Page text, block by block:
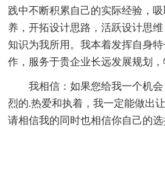
践中不断积累自己的实际经验，
养，开拓设计思路，活跃设计思
知识为我所用。我本着发挥自身
作，服务于贵企业长远发展规划，
我相信：如果您给我一个机会
烈的.热爱和执着，我一定能做出
请相信我的同时也相信你自己的选